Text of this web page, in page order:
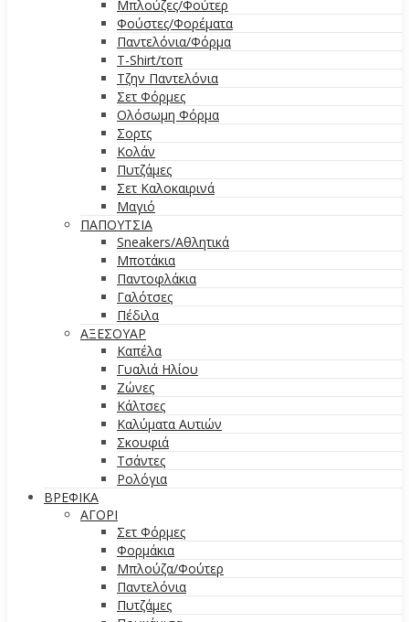
Μπλούζες/Φούτερ
Φούστες/Φορέματα
Παντελόνια/Φόρμα
T-Shirt/τοπ
Τζην Παντελόνια
Σετ Φόρμες
Ολόσωμη Φόρμα
Σορτς
Κολάν
Πυτζάμες
Σετ Καλοκαιρινά
Μαγιό
ΠΑΠΟΥΤΣΙΑ
Sneakers/Αθλητικά
Μποτάκια
Παντοφλάκια
Γαλότσες
Πέδιλα
ΑΞΕΣΟΥΑΡ
Καπέλα
Γυαλιά Ηλίου
Ζώνες
Κάλτσες
Καλύματα Αυτιών
Σκουφιά
Τσάντες
Ρολόγια
ΒΡΕΦΙΚΑ
ΑΓΟΡΙ
Σετ Φόρμες
Φορμάκια
Μπλούζα/Φούτερ
Παντελόνια
Πυτζάμες